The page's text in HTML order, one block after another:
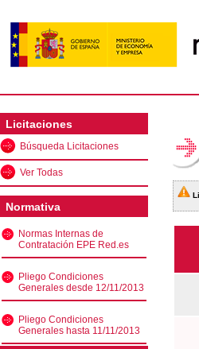
Licitaciones
Búsqueda Licitaciones
Ver Todas
Normativa
Normas Internas de
Contratación EPE Red.es
Pliego Condiciones
Generales desde 12/11/2013
Pliego Condiciones
Generales hasta 11/11/2013